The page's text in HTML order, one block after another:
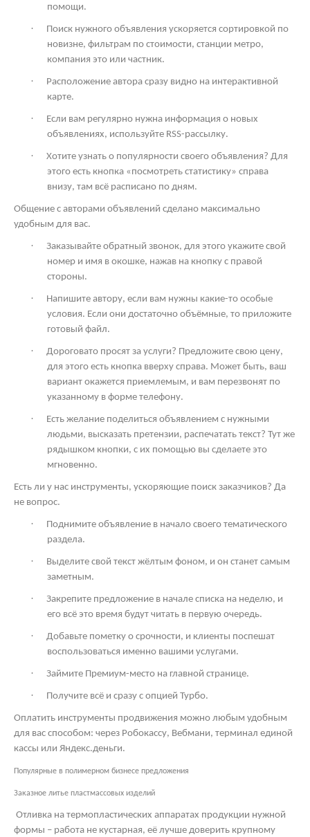
помощи.
·
Поиск нужного объявления ускоряется сортировкой по
новизне, фильтрам по стоимости, станции метро,
компания это или частник.
·
Расположение автора сразу видно на интерактивной
карте.
·
Если вам регулярно нужна информация о новых
объявлениях, используйте RSS-рассылку.
·
Хотите узнать о популярности своего объявления? Для
этого есть кнопка «посмотреть статистику» справа
внизу, там всё расписано по дням.
Общение с авторами объявлений сделано максимально
удобным для вас.
·
Заказывайте обратный звонок, для этого укажите свой
номер и имя в окошке, нажав на кнопку с правой
стороны.
·
Напишите автору, если вам нужны какие-то особые
условия. Если они достаточно объёмные, то приложите
готовый файл.
·
Дороговато просят за услуги? Предложите свою цену,
для этого есть кнопка вверху справа. Может быть, ваш
вариант окажется приемлемым, и вам перезвонят по
указанному в форме телефону.
·
Есть желание поделиться объявлением с нужными
людьми, высказать претензии, распечатать текст? Тут же
рядышком кнопки, с их помощью вы сделаете это
мгновенно.
Есть ли у нас инструменты, ускоряющие поиск заказчиков? Да
не вопрос.
·
Поднимите объявление в начало своего тематического
раздела.
·
Выделите свой текст жёлтым фоном, и он станет самым
заметным.
·
Закрепите предложение в начале списка на неделю, и
его всё это время будут читать в первую очередь.
·
Добавьте пометку о срочности, и клиенты поспешат
воспользоваться именно вашими услугами.
· Займите Премиум-место на главной странице.
· Получите всё и сразу с опцией Турбо.
Оплатить инструменты продвижения можно любым удобным
для вас способом: через Робокассу, Вебмани, терминал единой
кассы или Яндекс.деньги.
Популярные в полимерном бизнесе предложения
Заказное литье пластмассовых изделий
Отливка на термопластических аппаратах продукции нужной
формы – работа не кустарная, её лучше доверить крупному